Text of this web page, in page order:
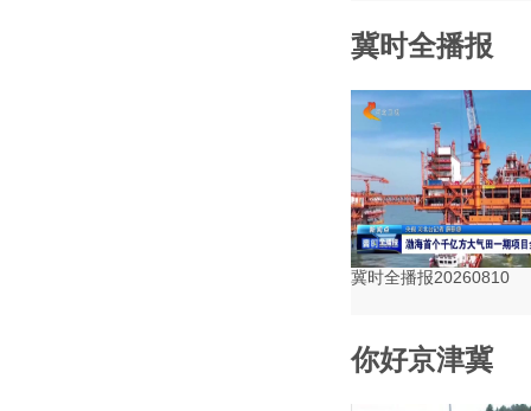
冀时全播报
冀时全播报20260810
你好京津冀